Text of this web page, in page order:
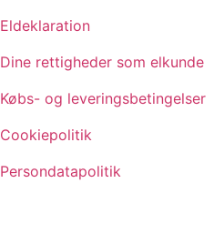
Eldeklaration
Dine rettigheder som elkunde
Købs- og leveringsbetingelser
Cookiepolitik
Persondatapolitik